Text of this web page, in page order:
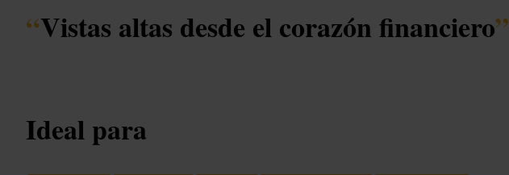
“Vistas altas desde el corazón financiero”
Ideal para